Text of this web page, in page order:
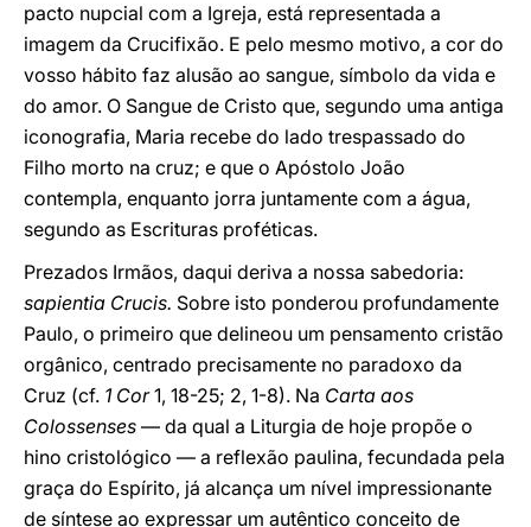
pacto nupcial com a Igreja, está representada a
imagem da Crucifixão. E pelo mesmo motivo, a cor do
vosso hábito faz alusão ao sangue, símbolo da vida e
do amor. O Sangue de Cristo que, segundo uma antiga
iconografia, Maria recebe do lado trespassado do
Filho morto na cruz; e que o Apóstolo João
contempla, enquanto jorra juntamente com a água,
segundo as Escrituras proféticas.
Prezados Irmãos, daqui deriva a nossa sabedoria:
sapientia Crucis. Sobre isto ponderou profundamente
Paulo, o primeiro que delineou um pensamento cristão
orgânico, centrado precisamente no paradoxo da
Cruz (cf. 1 Cor1, 18-25; 2, 1-8). Na Carta aos
Colossenses — da qual a Liturgia de hoje propõe o
hino cristológico — a reflexão paulina, fecundada pela
graça do Espírito, já alcança um nível impressionante
de síntese ao expressar um autêntico conceito de